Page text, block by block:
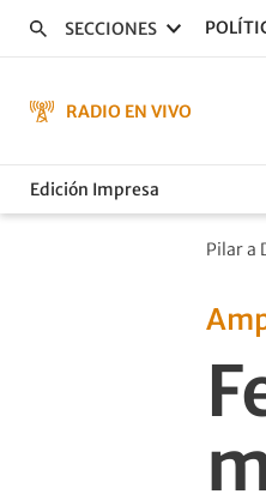
SECCIONES
RADIO EN VIVO
Edición Impresa
Pilar a